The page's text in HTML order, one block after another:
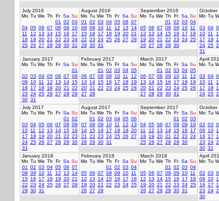
July 2016
Mo Tu We Th Fr Sa Su
01
02 03
04 05 06 07 08 09
10
11
12 13 14 15 16
17
18
19 20 21 22 23 24
25 26 27 28 29 30 31
August 2016
Mo Tu We Th Fr Sa Su
01
02 03 04 05 06 07
08 09 10 11 12 13
14
15 16 17 18 19 20 21
22 23 24 25 26 27 28
29 30 31
September 2016
Mo Tu We Th Fr Sa Su
01
02 03 04
05 06 07 08 09 10 11
12
13 14 15 16 17
18
19 20 21 22 23 24 25
26 27 28 29 30
October
Mo Tu
03 04
10 11
17
18
24 25
31
January 2017
Mo Tu We Th Fr Sa Su
01
02 03 04 05 06 07 08
09
10 11 12 13 14 15
16
17 18 19 20 21
22
23 24 25 26 27 28 29
30 31
February 2017
Mo Tu We Th Fr Sa Su
01
02 03 04 05
06 07 08 09 10 11
12
13
14 15 16 17 18
19
20 21 22 23 24 25 26
27 28
March 2017
Mo Tu We Th Fr Sa Su
01
02 03 04 05
06 07 08 09 10 11
12
13
14 15 16 17 18
19
20 21 22 23 24 25 26
27 28 29 30 31
April
Mo Tu
03 04
10 11
17
18
24 25
July 2017
Mo Tu We Th Fr Sa Su
01
02
03 04 05 06 07 08 09
10 11 12 13 14 15 16
17
18 19 20 21 22 23
24 25 26 27 28 29 30
31
August 2017
Mo Tu We Th Fr Sa Su
01
02 03 04 05 06
07 08 09 10 11 12
13
14 15 16 17 18 19 20
21
22 23 24 25 26 27
28 29 30 31
September 2017
Mo Tu We Th Fr Sa Su
01
02 03
04 05 06 07 08 09
10
11
12 13 14 15 16
17
18
19 20 21 22 23 24
25 26 27 28 29 30
October
Mo Tu
02 03
09
10
16
17
23 24
30 31
January 2018
Mo Tu We Th Fr Sa Su
01
02 03 04 05 06 07
08 09 10 11 12 13
14
15 16 17 18 19 20 21
22 23 24 25 26 27 28
29 30 31
February 2018
Mo Tu We Th Fr Sa Su
01
02 03 04
05 06 07 08 09 10 11
12
13 14 15 16 17
18
19 20 21 22 23 24 25
26 27 28
March 2018
Mo Tu We Th Fr Sa Su
01
02 03 04
05 06 07 08 09 10 11
12
13 14 15 16 17
18
19 20 21 22 23 24 25
26 27 28 29 30 31
April
Mo Tu
02 03
09
10
16
17
23 24
30